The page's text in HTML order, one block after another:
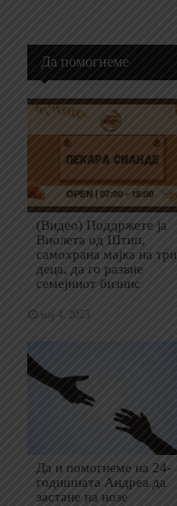
Да помогнеме
(Видео) Поддржете ја
Виолета од Штип,
самохрана мајка на три
деца, да го развие
семејниот бизнис
мај 4, 2025
Да и помогнеме на 24-
годишната Андреа да
застане на нозе